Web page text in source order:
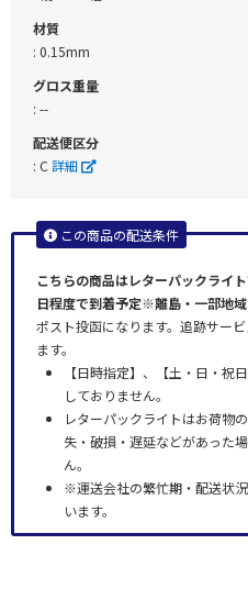
材質
: 0.15mm
グロス重量
: --
配送便区分
: C 詳細
この商品の配送条件
こちらの商品はレターパックライ
日程度で到着予定※離島・一部地域
ポスト投函になります。追跡サー
ます。
【日時指定】、【土・日・祝
しておりません。
レターパックライトはお荷物
失・破損・遅延などがあった
ん。
※運送会社の繁忙期・配送状
います。